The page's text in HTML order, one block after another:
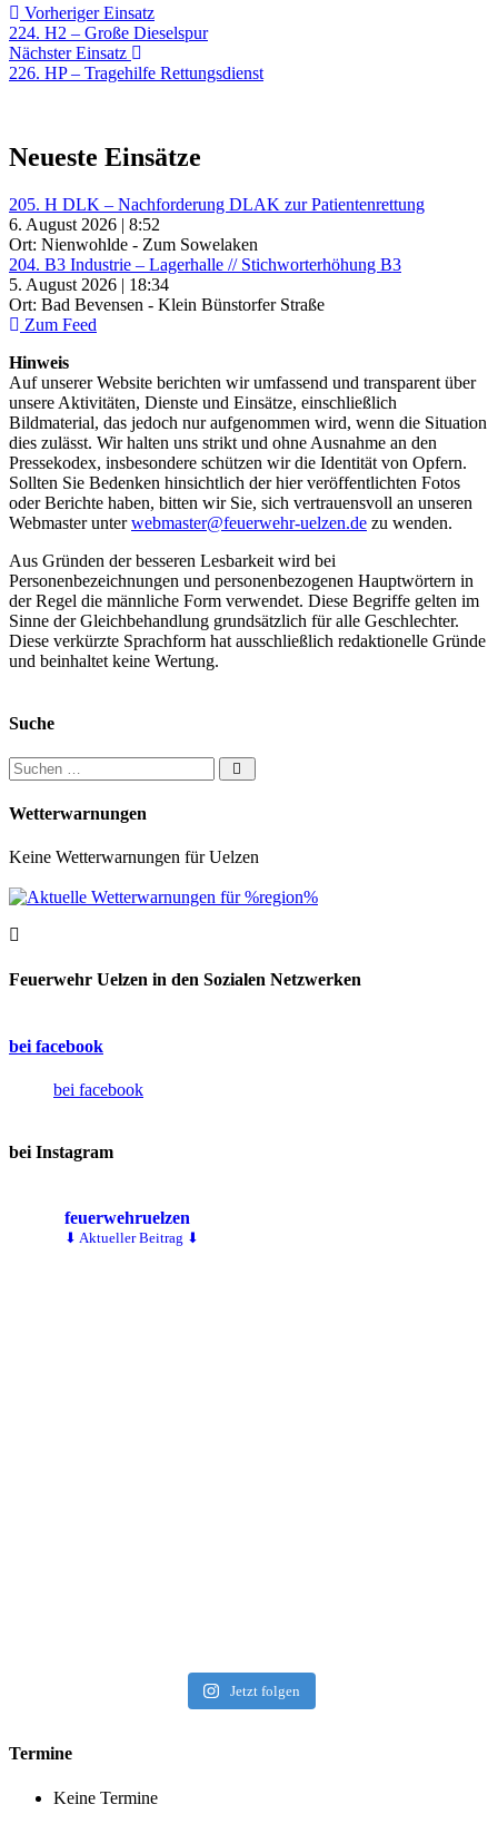
Beitragsnavigation
Vorheriger EinsatzVorheriger
Einsatz:
224. H2 – Große Dieselspur
Nächster Einsatz
Einsatz:
226. HP – Tragehilfe Rettungsdienst
Neueste Einsätze
205. H DLK – Nachforderung DLAK zur Patientenrettung
6. August 2026 | 8:52
Ort: Nienwohlde - Zum Sowelaken
204. B3 Industrie – Lagerhalle // Stichworterhöhung B3
5. August 2026 | 18:34
Ort: Bad Bevensen - Klein Bünstorfer Straße
Zum Feed
Hinweis
Auf unserer Website berichten wir umfassend und transparent über
unsere Aktivitäten, Dienste und Einsätze, einschließlich
Bildmaterial, das jedoch nur aufgenommen wird, wenn die Situation
dies zulässt. Wir halten uns strikt und ohne Ausnahme an den
Pressekodex, insbesondere schützen wir die Identität von Opfern.
Sollten Sie Bedenken hinsichtlich der hier veröffentlichten Fotos
oder Berichte haben, bitten wir Sie, sich vertrauensvoll an unseren
Webmaster unterwebmaster@feuerwehr-uelzen.de zu wenden.
Aus Gründen der besseren Lesbarkeit wird bei
Personenbezeichnungen und personenbezogenen Hauptwörtern in
der Regel die männliche Form verwendet. Diese Begriffe gelten im
Sinne der Gleichbehandlung grundsätzlich für alle Geschlechter.
Diese verkürzte Sprachform hat ausschließlich redaktionelle Gründe
und beinhaltet keine Wertung.
Suche
Suchen nach:
Wetterwarnungen
Keine Wetterwarnungen für Uelzen
Feuerwehr Uelzen in den Sozialen Netzwerken
bei facebook
bei facebook
bei Instagram
feuerwehruelzen
⬇ Aktueller Beitrag ⬇
Jetzt folgen
Termine
Keine Termine